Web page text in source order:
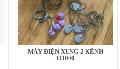
MÁY ĐIỆN XUNG 2 KÊNH
H3000